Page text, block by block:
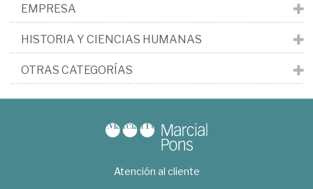
EMPRESA
HISTORIA Y CIENCIAS HUMANAS
OTRAS CATEGORÍAS
Atención al cliente